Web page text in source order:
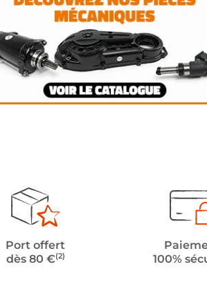
Port offert
dès 80 €(2)
100%